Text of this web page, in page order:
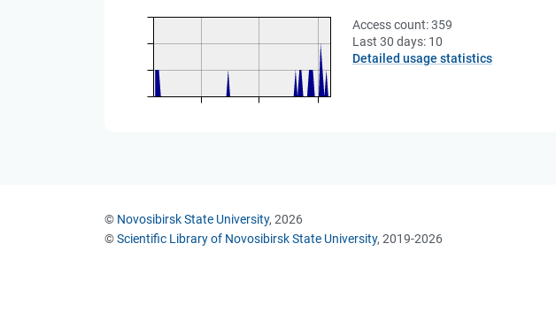
Access count:359
Last 30 days: 10
Detailed usage statistics
© Novosibirsk State University, 2026
©Scientific Library of Novosibirsk State University, 2019-2026